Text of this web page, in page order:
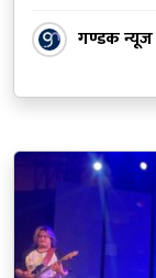
गण्डक न्यूज